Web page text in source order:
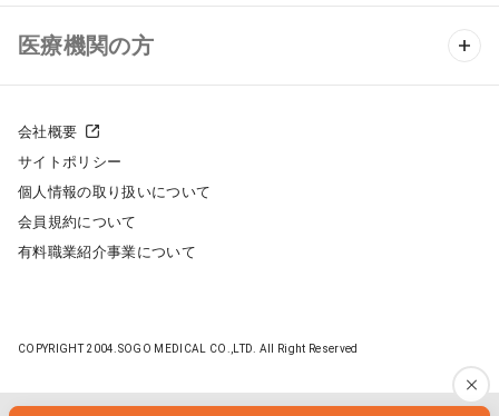
クリニック物件検索
クリニックの開業スタイル
クリニック開業までの流れ
開業支援事例
医師求人 TOP
常勤求人検索
スポット求人検索
転職ノウハウ
医療機関の方
採用をお考えの医療機関の方
会社概要
サイトポリシー
個人情報の取り扱いについて
会員規約について
有料職業紹介事業について
COPYRIGHT 2004.SOGO MEDICAL CO.,LTD. All Right Reserved